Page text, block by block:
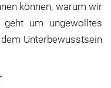
können, warum wir
um ungewolltes
Unterbewusstsein